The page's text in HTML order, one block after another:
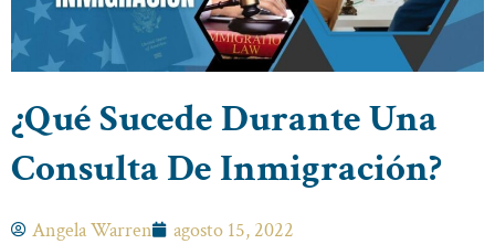
¿Qué Sucede Durante Una
Consulta De Inmigración?
Angela Warren agosto 15, 2022